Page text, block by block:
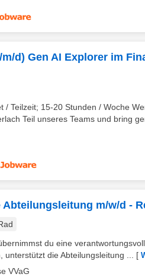
d) Gen AI Explorer im
/ Teilzeit; 15-20 Stunden / Woche
Teil unseres Teams und bring
m/w/d -
du eine
unterstützt die Abteilungsleitung ...
[
VVaG